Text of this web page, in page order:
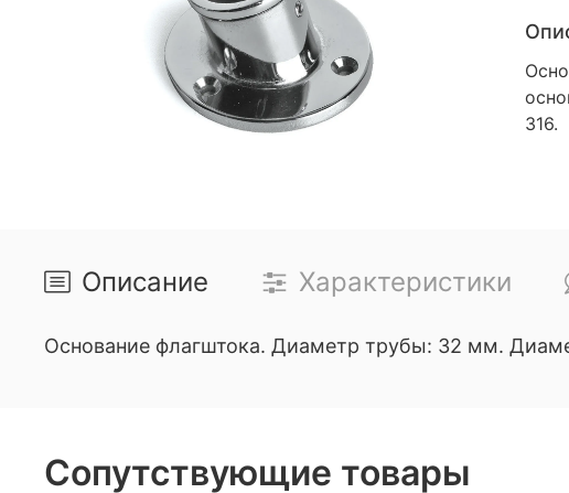
316.
Описание Характеристики
Основание флагштока. Диаметр трубы: 32 мм.
Сопутствующие товары